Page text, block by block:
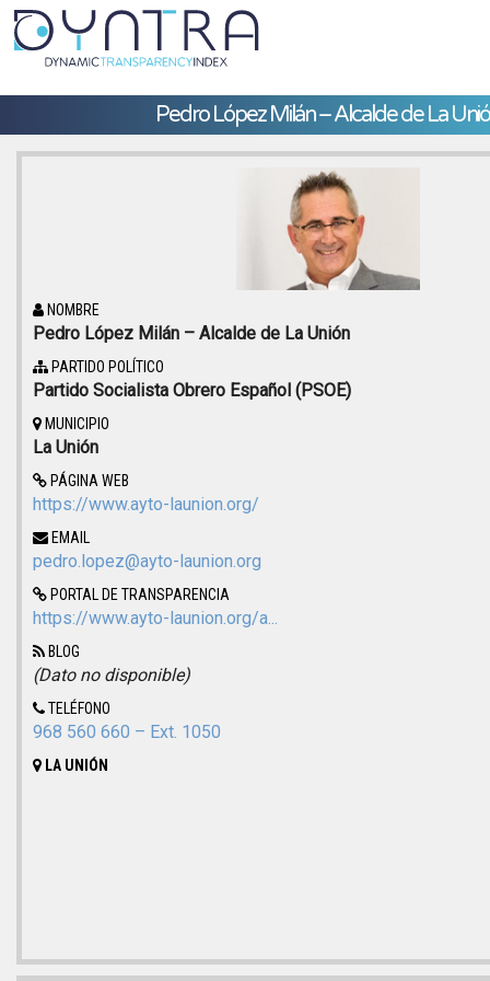
Pedro López Milán – Alcalde de La
NOMBRE
Pedro López Milán – Alcalde de La Unión
PARTIDO POLÍTICO
Partido Socialista Obrero Español (PSOE)
MUNICIPIO
La Unión
PÁGINA WEB
https://www.ayto-launion.org/
EMAIL
pedro.lopez@ayto-launion.org
PORTAL DE TRANSPARENCIA
https://www.ayto-launion.org/a...
BLOG
(Dato no disponible)
TELÉFONO
968 560 660 – Ext. 1050
LA UNIÓN